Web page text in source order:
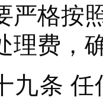
严格按
理费，
九条